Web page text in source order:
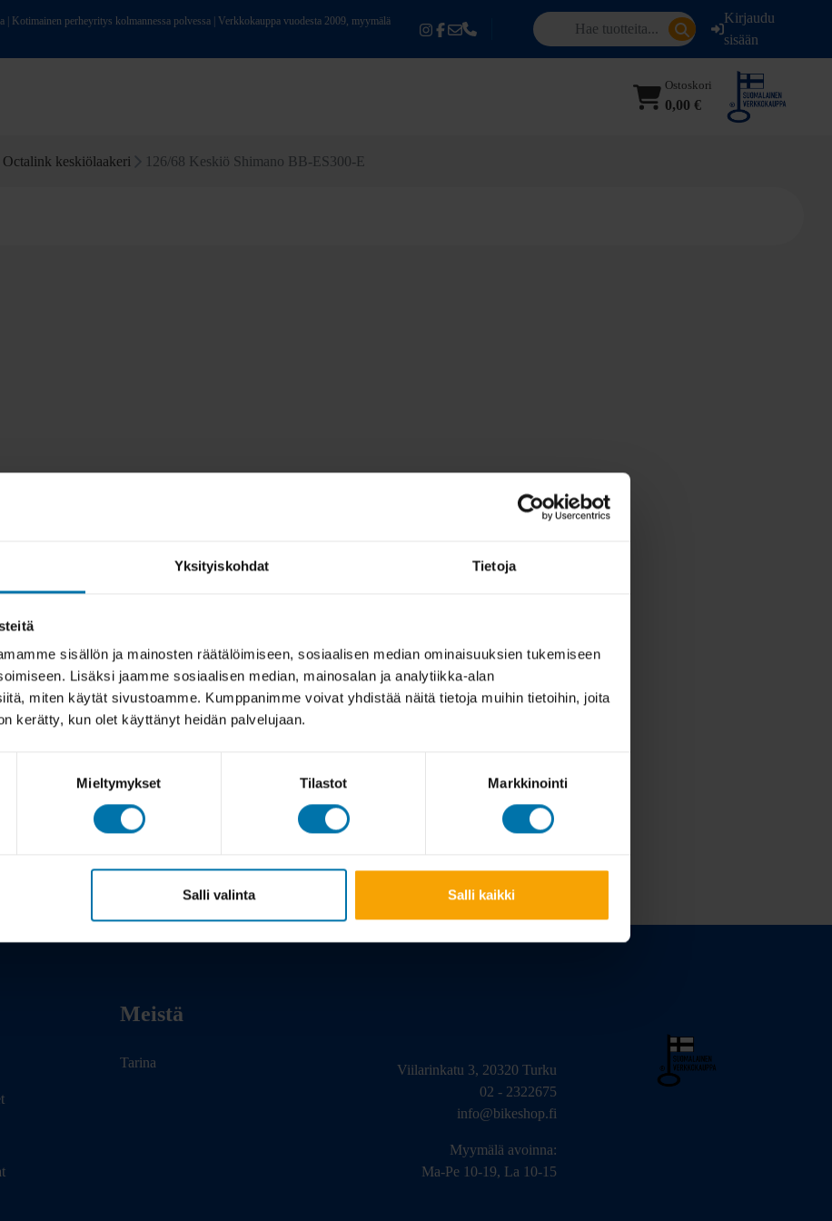
Yksityiskohdat Tietoja
sisällön ja mainosten räätälöimiseen, sosiaalisen median ominaisuuksien tukemiseen
Lisäksi jaamme sosiaalisen median, mainosalan ja analytiikka-alan
miten käytät sivustoamme. Kumppanimme voivat yhdistää näitä tietoja muihin tietoihin, joita
kerätty, kun olet käyttänyt heidän palvelujaan.
Mieltymykset Tilastot Markkinointi
Salli valinta Salli kaikki
perheyritys kolmannessa polvessa | Verkkokauppa vuodesta 2009, myymälä
Kirjaudu
sisään
Ostoskori
0,00 €
Octalink keskiölaakeri 126/68 Keskiö Shimano BB-ES300-E
Meistä
Tarina
Viilarinkatu 3, 20320 Turku
02 - 2322675
info@bikeshop.fi
Myymälä avoinna:
Ma-Pe 10-19, La 10-15